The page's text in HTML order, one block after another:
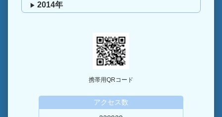
2014年
携帯用QRコード
アクセス数